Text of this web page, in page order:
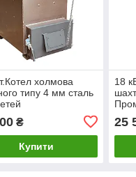
холмова
типу 4 мм сталь
₴
Купити
18
25